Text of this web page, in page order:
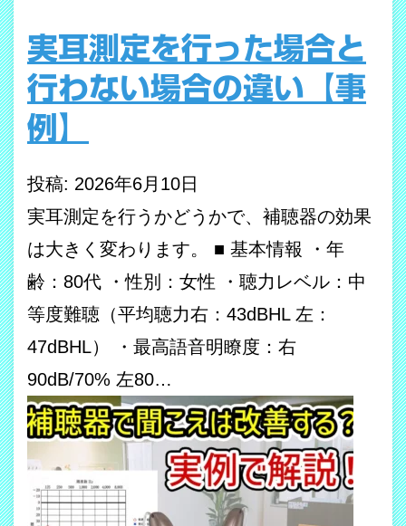
実耳測定を行った場合と
行わない場合の違い【事
例】
投稿: 2026年6月10日
実耳測定を行うかどうかで、補聴器の効果
は大きく変わります。 ■ 基本情報 ・年
齢：80代 ・性別：女性 ・聴力レベル：中
等度難聴（平均聴力右：43dBHL 左：
47dBHL） ・最高語音明瞭度：右
90dB/70% 左80…